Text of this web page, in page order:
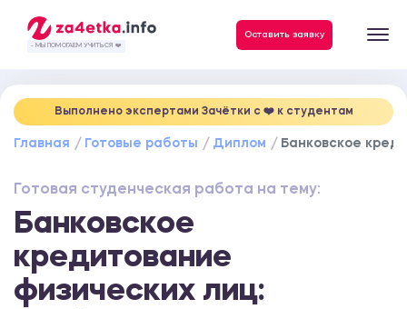
- МЫ ПОМОГАЕМ УЧИТЬСЯ ❤️
Оставить заявку
Выполнено экспертами Зачётки c ❤️ к студентам
Главная Готовые работы Диплом Банковское
Готовая студенческая работа на тему:
Банковское
кредитование
физических лиц: